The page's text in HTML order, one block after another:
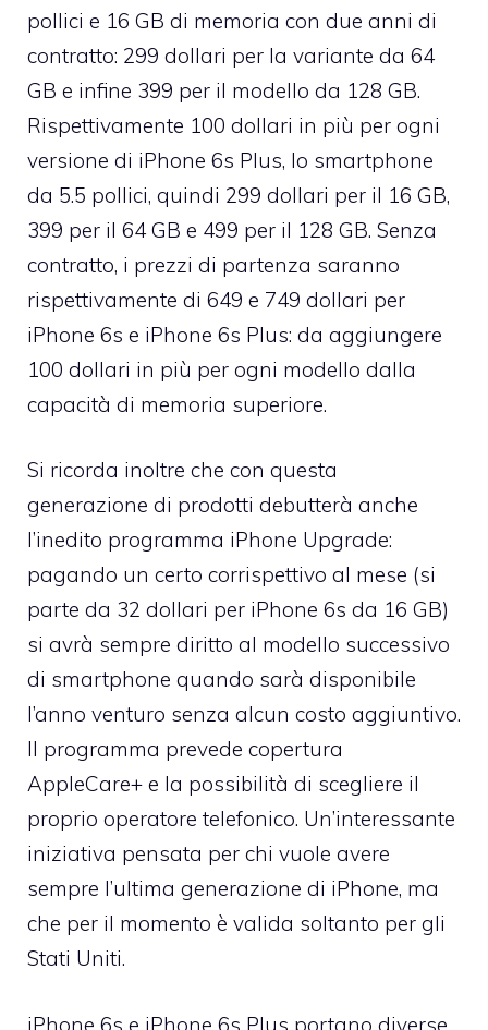
pollici e 16 GB di memoria con due anni di
contratto: 299 dollari per la variante da 64
GB e infine 399 per il modello da 128 GB.
Rispettivamente 100 dollari in più per ogni
versione di iPhone 6s Plus, lo smartphone
da 5.5 pollici, quindi 299 dollari per il 16 GB,
399 per il 64 GB e 499 per il 128 GB. Senza
contratto, i prezzi di partenza saranno
rispettivamente di 649 e 749 dollari per
iPhone 6s e iPhone 6s Plus: da aggiungere
100 dollari in più per ogni modello dalla
capacità di memoria superiore.
Si ricorda inoltre che con questa
generazione di prodotti debutterà anche
l’inedito programma iPhone Upgrade:
pagando un certo corrispettivo al mese (si
parte da 32 dollari per iPhone 6s da 16 GB)
si avrà sempre diritto al modello successivo
di smartphone quando sarà disponibile
l’anno venturo senza alcun costo aggiuntivo.
Il programma prevede copertura
AppleCare+ e la possibilità di scegliere il
proprio operatore telefonico. Un’interessante
iniziativa pensata per chi vuole avere
sempre l’ultima generazione di iPhone, ma
che per il momento è valida soltanto per gli
Stati Uniti.
iPhone 6s e iPhone 6s Plus portano diverse